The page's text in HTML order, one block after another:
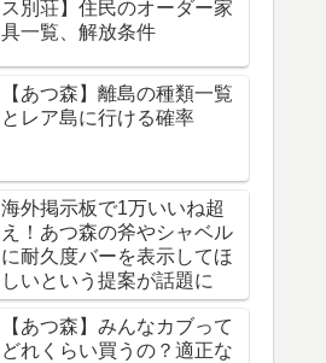
ス別荘】住民のオーダー家
具一覧、解放条件
【あつ森】離島の種類一覧
とレア島に行ける確率
海外掲示板で1万いいね超
え！あつ森の斧やシャベル
に耐久度バーを表示してほ
しいという提案が話題に
【あつ森】みんなカブって
どれくらい買うの？適正な